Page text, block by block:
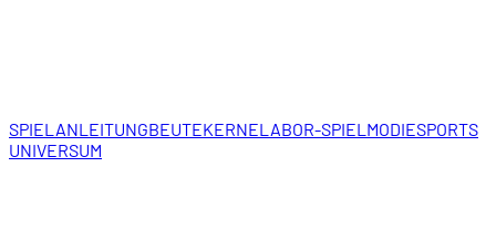
SPIELANLEITUNGBEUTEKERNELABOR-SPIELMODIESPORTS
UNIVERSUM